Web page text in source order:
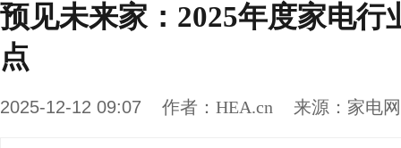
预见未来家：2025年度家电行
点
2025-12-12 09:07 作者： HEA.cn 来源： 家电网